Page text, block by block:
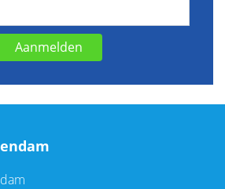
Aanmelden